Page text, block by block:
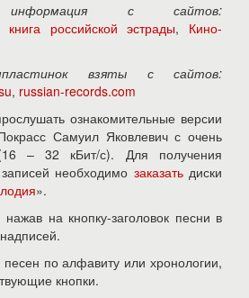
информация с сайтов:
книга российской эстрады, Кино-
взяты с сайтов:
, russian-records.com
ознакомительные версии
Самуил Яковлевич с очень
– 32 кБит/с). Для получения
необходимо заказатьдиски
».
на кнопку-заголовок песни в
песен по алфавиту или хронологии,
кнопки.